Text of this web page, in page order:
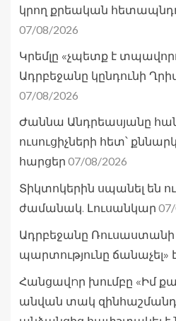
կրող քրեական
07/08/2026
Կրեմլը «չպետք է
Ադրբեջանը կընդունի
07/08/2026
Ժաննա Անդրեասյանը
ուսուցիչների հետ՝
հարցեր 07/08/2026
Տիկտոկերին սպանել են
ժամանակ. Լուսանկար
Ադրբեջանը
պարտությունը ճանաչել»
Հանցավnր խումբը «Իմ
անվան տակ